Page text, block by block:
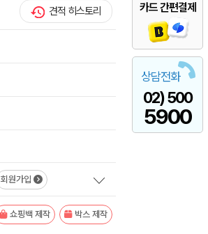
카드 간편결제
상담전화
02) 500
5900
견적 히스토리
회원가입
쇼핑백 제작 박스 제작